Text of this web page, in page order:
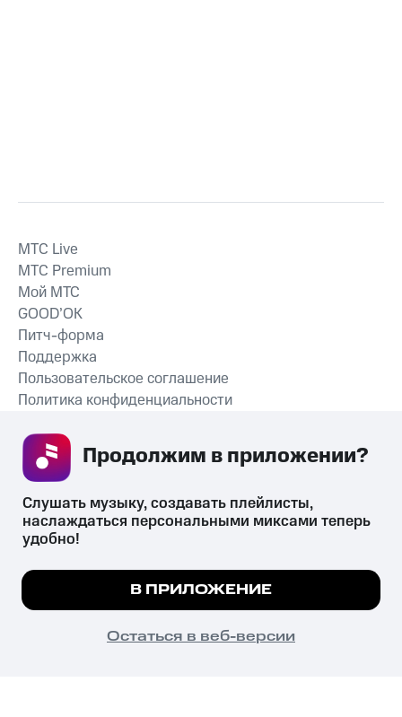
СКАЧАТЬ ПРИЛОЖЕНИЕ
MTС Live
MTС Premium
Мой МТС
GOOD’OK
Питч-форма
Поддержка
Пользовательское соглашение
Политика конфиденциальности
психотропных веществ, их аналогов причиняет вред здоровью,
их незаконный оборот запрещён и влечёт установленную
законодательством ответственность.
© 2026 ООО «КИОН».
Все права защищены
Мы используем куки, чтобы на сайте все
Подробнее
ПОНЯТНО
Слушать музыку, создавать плейлисты,
наслаждаться персональными миксами теперь
удобно!
В ПРИЛОЖЕНИЕ
Остаться в веб-версии